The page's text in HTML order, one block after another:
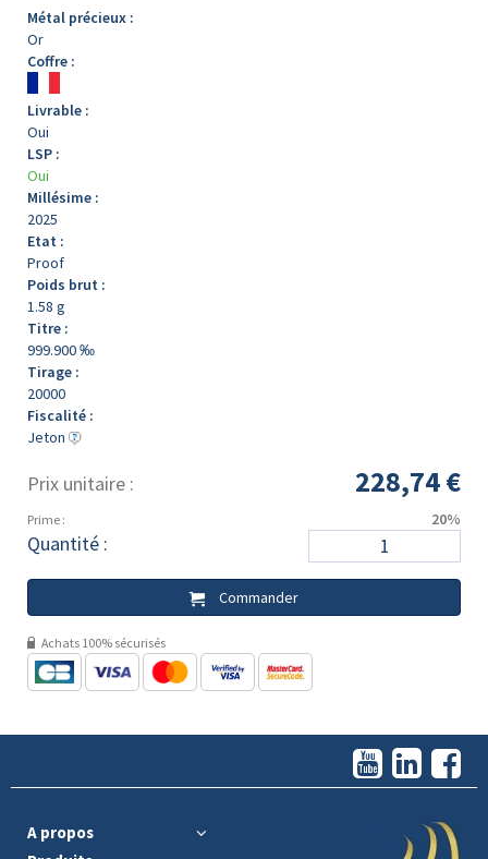
Métal précieux :
Or
Coffre :
Livrable :
Oui
LSP :
Oui
Millésime :
2025
Etat :
Proof
Poids brut :
1.58 g
Titre :
999.900 ‰
Tirage :
20000
Fiscalité :
Jeton
Prix unitaire : 228,74 €
Prime : 20%
Quantité :
Commander
Achats 100% sécurisés
A propos